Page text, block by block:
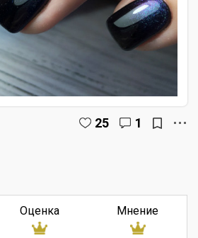
25 1
Оценка Мнение